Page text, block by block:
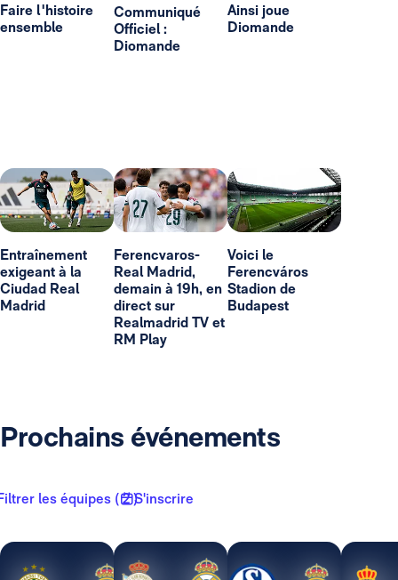
Faire l'histoire
ensemble
Communiqué
Officiel :
Diomande
Ainsi joue
Diomande
Entraînement
exigeant à la
Ciudad Real
Madrid
Ferencvaros-
Real Madrid,
demain à 19h, en
direct sur
Realmadrid TV et
RM Play
Voici le
Ferencváros
Stadion de
Budapest
Prochains événements
les équipes ( 2 )S'inscrire